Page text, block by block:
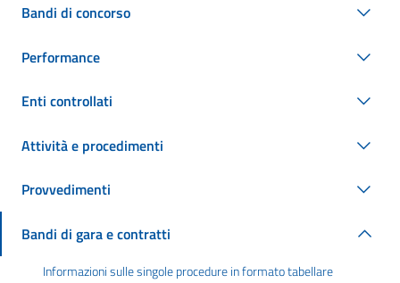
Bandi di concorso
Performance
Enti controllati
Attività e procedimenti
Provvedimenti
Bandi di gara e contratti
Informazioni sulle singole procedure in formato tabellare